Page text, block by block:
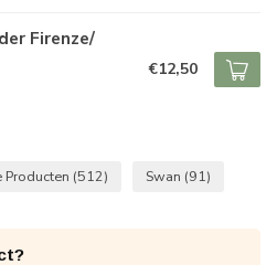
Firenze/
€12,50
Producten (512) Swan (91)